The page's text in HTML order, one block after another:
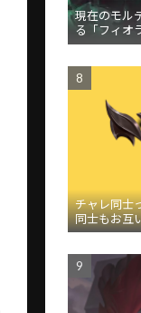
現在のモル
る「フィオ
チャレ同士
同士もお互